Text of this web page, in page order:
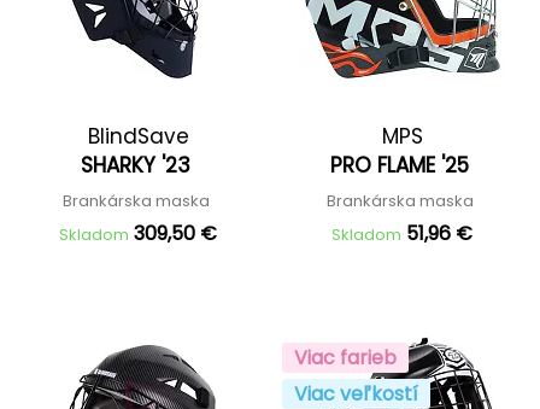
BlindSave
SHARKY '23
Brankárska maska
Skladom 309,50 €
MPS
PRO FLAME '25
Brankárska maska
Skladom 51,96 €
Viac farieb
Viac veľkostí